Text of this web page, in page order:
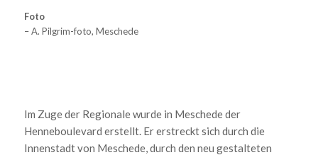
Foto
– A. Pilgrim-foto, Meschede
Im Zuge der Regionale wurde in Meschede der
Henneboulevard erstellt. Er erstreckt sich durch die
Innenstadt von Meschede, durch den neu gestalteten